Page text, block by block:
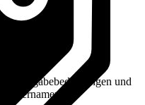
Rückgabebedingungen und